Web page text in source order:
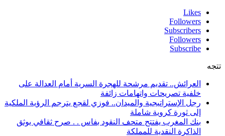
Likes
Followers
Subscribers
Followers
Subscribe
تتجه
العرائش.. تقديم مرشحة للهجرة السرية أمام العدالة على
خلفية تصريحات واتهامات زائفة
رجل الإستراتيجية والميدان.. فوزي لقجع يترجم الرؤية الملكية
إلى ثورة كروية شاملة
بنك المغرب يفتتح متحف النقود بفاس . . صرح ثقافي يوثق
الذاكرة النقدية للمملكة